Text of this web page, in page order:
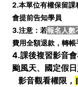
2.本單位有權保留課
會提前告知學員
3.注意：若報名人數
費用全額退款，轉
4.課後複習影音
颱風天、國定假日
影音觀看權限，